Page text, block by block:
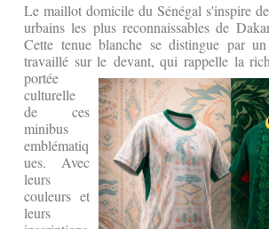
Le maillot domicile du Sénégal s'inspire
urbains les plus reconnaissables de
Cette tenue blanche se distingue par
travaillé sur le devant, qui rappelle la
portée
culturelle
de ces
minibus
emblématiq
ues. Avec
leurs
couleurs et
leurs